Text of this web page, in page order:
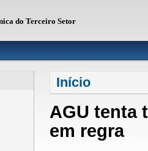
do Terceiro Setor
Você está aqui
Início
AGU tenta
em regra